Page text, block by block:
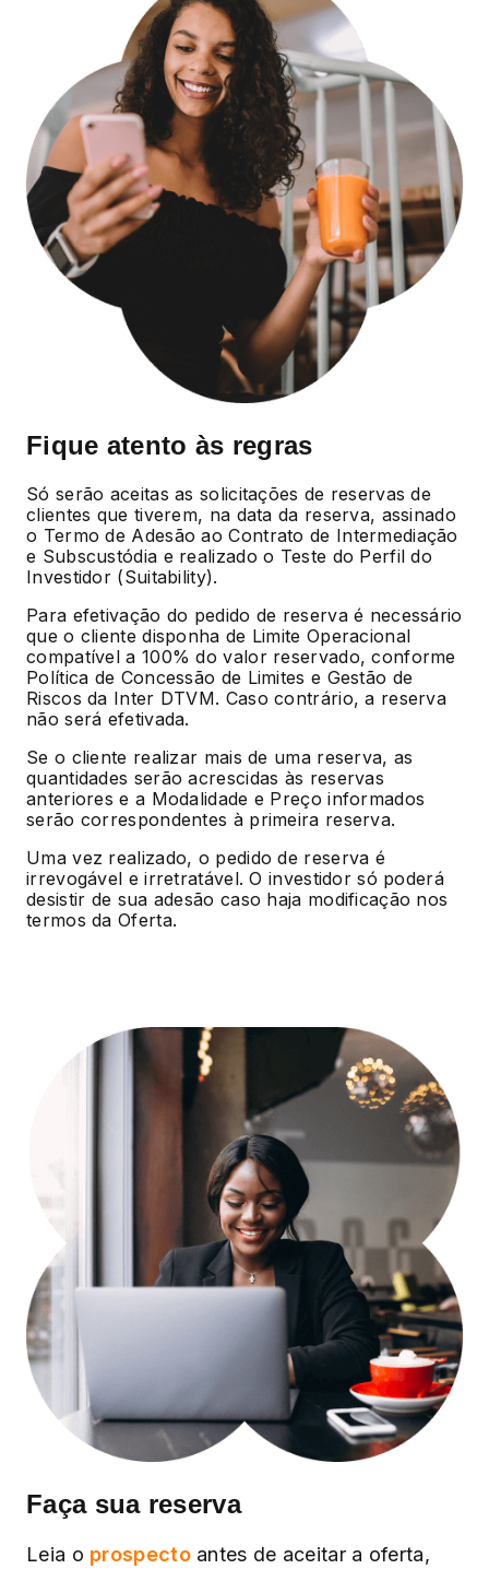
Fique atento às regras
Só serão aceitas as solicitações de reservas de
clientes que tiverem, na data da reserva, assinado
o Termo de Adesão ao Contrato de Intermediação
e Subscustódia e realizado o Teste do Perfil do
Investidor (Suitability).
Para efetivação do pedido de reserva é necessário
que o cliente disponha de Limite Operacional
compatível a 100% do valor reservado, conforme
Política de Concessão de Limites e Gestão de
Riscos da Inter DTVM. Caso contrário, a reserva
não será efetivada.
Se o cliente realizar mais de uma reserva, as
quantidades serão acrescidas às reservas
anteriores e a Modalidade e Preço informados
serão correspondentes à primeira reserva.
Uma vez realizado, o pedido de reserva é
irrevogável e irretratável. O investidor só poderá
desistir de sua adesão caso haja modificação nos
termos da Oferta.
Faça sua reserva
Leia o prospecto antes de aceitar a oferta,